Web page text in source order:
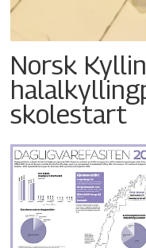
Norsk
skolestart